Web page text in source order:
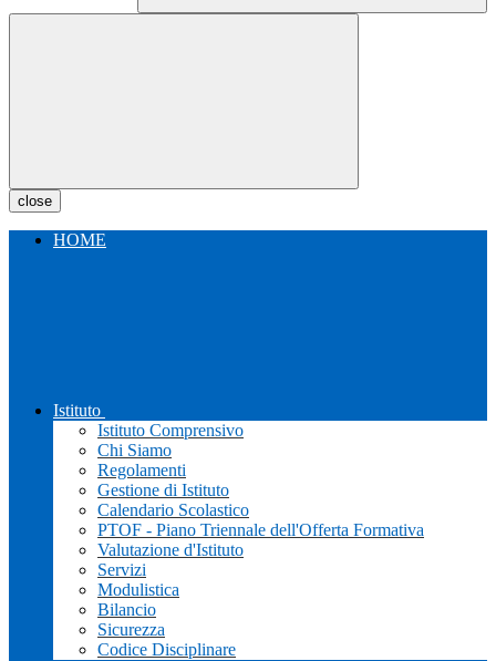
close
HOME
Istituto
Istituto Comprensivo
Chi Siamo
Regolamenti
Gestione di Istituto
Calendario Scolastico
PTOF - Piano Triennale dell'Offerta Formativa
Valutazione d'Istituto
Servizi
Modulistica
Bilancio
Sicurezza
Codice Disciplinare